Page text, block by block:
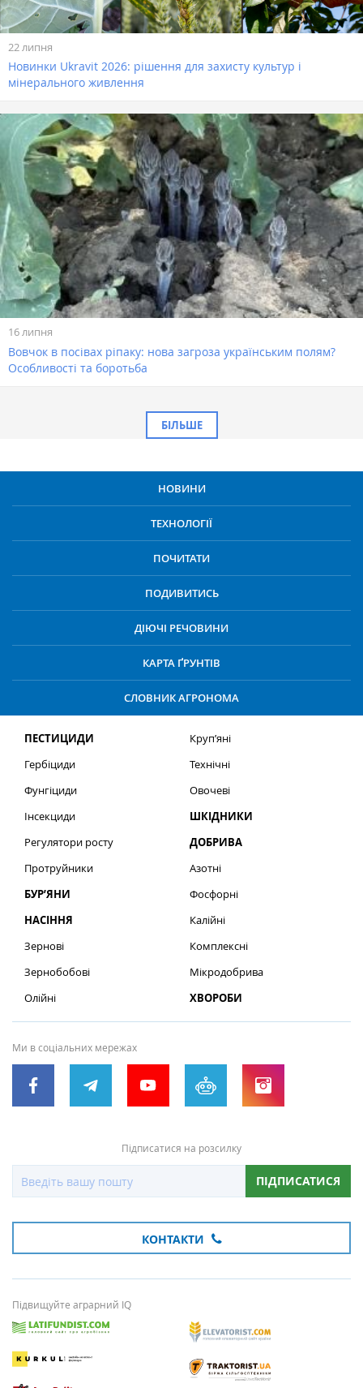
22 липня
Новинки Ukravit 2026: рішення для захисту культур і
мінерального живлення
16 липня
Вовчок в посівах ріпаку: нова загроза українським полям?
Особливості та боротьба
БІЛЬШЕ
НОВИНИ
ТЕХНОЛОГІЇ
ПОЧИТАТИ
ПОДИВИТИСЬ
ДІЮЧІ РЕЧОВИНИ
КАРТА ҐРУНТІВ
СЛОВНИК АГРОНОМА
ПЕСТИЦИДИ
Гербіциди
Фунгіциди
Інсекциди
Регулятори росту
Протруйники
БУР’ЯНИ
НАСІННЯ
Зернові
Зернобобові
Олійні
Круп’яні
Технічні
Овочеві
ШКІДНИКИ
ДОБРИВА
Азотні
Фосфорні
Калійні
Комплексні
Мікродобрива
ХВОРОБИ
Ми в соціальних мережах
Підписатися на розсилку
ПІДПИСАТИСЯ
КОНТАКТИ
Підвищуйте аграрний IQ